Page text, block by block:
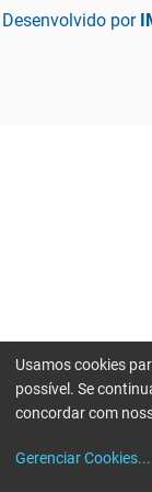
Desenvolvido por
Usamos cookies
possível. Se
concordar com
Gerenciar Cookies...